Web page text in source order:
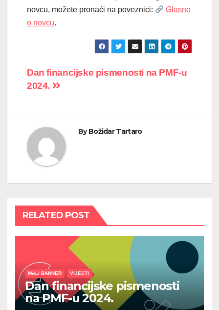
novcu, možete pronaći na poveznici:
Glasno
o novcu.
Navigacija
Dan financijske pismenosti na PMF-u
2024.
ByBožidar Tartaro
RELATED POST
MALI BANNER VIJESTI
Dan financijske pismenosti
na PMF-u 2024.